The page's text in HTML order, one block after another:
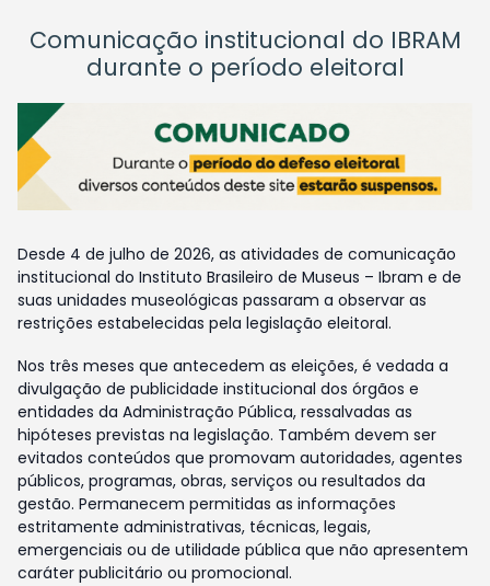
Comunicação institucional do IBRAM
durante o período eleitoral
Desde 4 de julho de 2026, as atividades de comunicação
institucional do Instituto Brasileiro de Museus – Ibram e de
suas unidades museológicas passaram a observar as
restrições estabelecidas pela legislação eleitoral.
Nos três meses que antecedem as eleições, é vedada a
divulgação de publicidade institucional dos órgãos e
entidades da Administração Pública, ressalvadas as
hipóteses previstas na legislação. Também devem ser
evitados conteúdos que promovam autoridades, agentes
públicos, programas, obras, serviços ou resultados da
gestão. Permanecem permitidas as informações
estritamente administrativas, técnicas, legais,
emergenciais ou de utilidade pública que não apresentem
caráter publicitário ou promocional.